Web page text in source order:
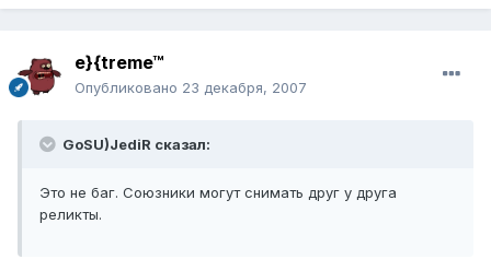
e}{treme™
Опубликовано 23 декабря, 2007
GoSU)JediR сказал:
Это не баг. Союзники могут снимать друг у друга
реликты.